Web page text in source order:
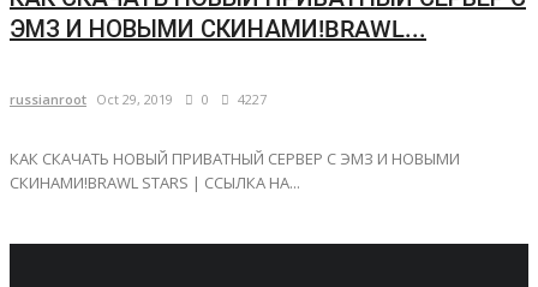
ЭМЗ И НОВЫМИ СКИНАМИ!BRAWL...
russianroot Oct 29, 2019 0 4227
КАК СКАЧАТЬ НОВЫЙ ПРИВАТНЫЙ СЕРВЕР С ЭМЗ И НОВЫМИ
СКИНАМИ!BRAWL STARS | ССЫЛКА НА...